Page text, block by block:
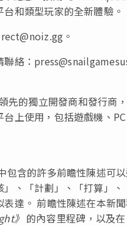
和類型玩家的全新體驗。
。
絡：
先的獨立開發商和發行商
上使用，包括遊戲機、
含的許多前瞻性陳述可
」、「計劃」、「打算」
達。 前瞻性陳述在本新
》 的內容里程碑，以及在